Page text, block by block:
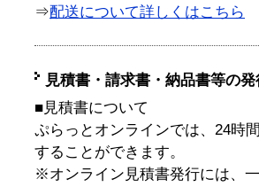
⇒配送について詳しくはこちら
見積書・請求書・納品書等の
■見積書について
ぷらっとオンラインでは、24時
することができます。
※オンライン見積書発行には、